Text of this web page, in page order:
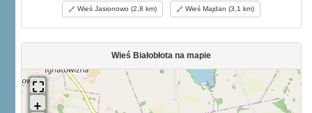
Wieś Jasionowo (2,8 km) Wieś Majdan (3,1 km)
Wieś Białobłota na mapie